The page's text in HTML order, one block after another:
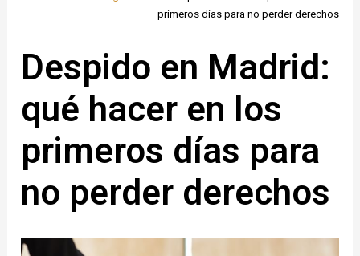
primeros días para no perder derechos
Despido en Madrid:
qué hacer en los
primeros días para
no perder derechos